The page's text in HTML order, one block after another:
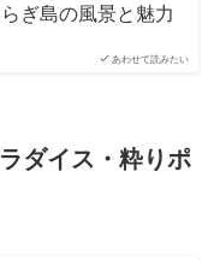
あわせて読みたい
ぎ島の風景と魅力
ダイス・粋りポ